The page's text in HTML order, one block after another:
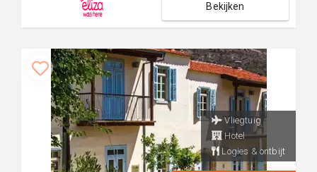
Bekijken
Vliegtuig
Hotel
Logies & ontbijt